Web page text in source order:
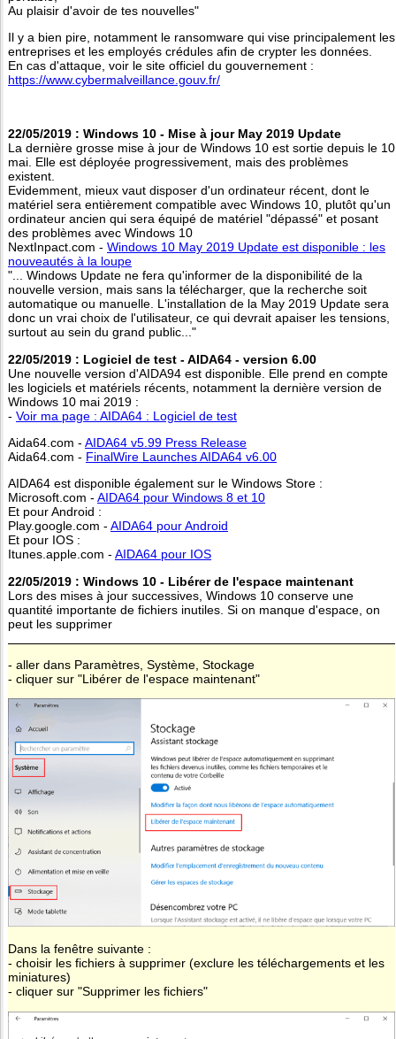
Au plaisir d'avoir de tes nouvelles"
Il y a bien pire, notamment le ransomware qui vise principalement les
entreprises et les employés crédules afin de crypter les données.
En cas d'attaque, voir le site officiel du gouvernement :
https://www.cybermalveillance.gouv.fr/
22/05/2019 : Windows 10 - Mise à jour May 2019 Update
La dernière grosse mise à jour de Windows 10 est sortie depuis le 10
mai. Elle est déployée progressivement, mais des problèmes
existent.
Evidemment, mieux vaut disposer d'un ordinateur récent, dont le
matériel sera entièrement compatible avec Windows 10, plutôt qu'un
ordinateur ancien qui sera équipé de matériel "dépassé" et posant
des problèmes avec Windows 10
NextInpact.com - Windows 10 May 2019 Update est disponible : les
nouveautés à la loupe
"... Windows Update ne fera qu'informer de la disponibilité de la
nouvelle version, mais sans la télécharger, que la recherche soit
automatique ou manuelle. L'installation de la May 2019 Update sera
donc un vrai choix de l'utilisateur, ce qui devrait apaiser les tensions,
surtout au sein du grand public..."
22/05/2019 : Logiciel de test - AIDA64 - version 6.00
Une nouvelle version d'AIDA94 est disponible. Elle prend en compte
les logiciels et matériels récents, notamment la dernière version de
Windows 10 mai 2019 :
- Voir ma page : AIDA64 : Logiciel de test
Aida64.com - AIDA64 v5.99 Press Release
Aida64.com - FinalWire Launches AIDA64 v6.00
AIDA64 est disponible également sur le Windows Store :
Microsoft.com - AIDA64 pour Windows 8 et 10
Et pour Android :
Play.google.com - AIDA64 pour Android
Et pour IOS :
Itunes.apple.com - AIDA64 pour IOS
22/05/2019 : Windows 10 - Libérer de l'espace maintenant
Lors des mises à jour successives, Windows 10 conserve une
quantité importante de fichiers inutiles. Si on manque d'espace, on
peut les supprimer
- aller dans Paramètres, Système, Stockage
- cliquer sur "Libérer de l'espace maintenant"
Dans la fenêtre suivante :
- choisir les fichiers à supprimer (exclure les téléchargements et les
miniatures)
- cliquer sur "Supprimer les fichiers"